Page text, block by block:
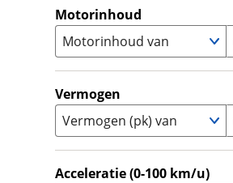
Supersport
Tourer (0)
Touring Enduro
Trike (0)
Zijspan 0)
A1 (0)
(
Motorinhoud
Motorinhoud van
Vermogen
Vermogen (pk) van
Acceleratie (0-100 km/u)